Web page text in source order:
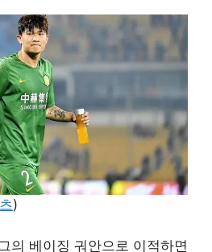
)
의 베이징 궈안으로 이적하면